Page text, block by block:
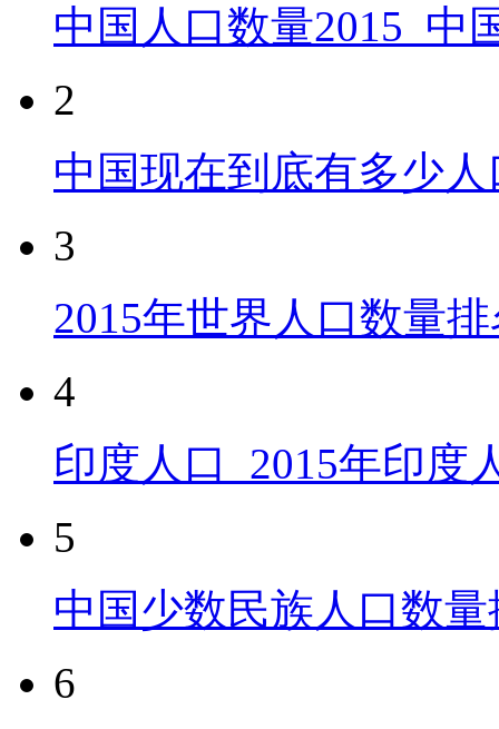
中国人口数量2015_中
2
中国现在到底有多少
3
2015年世界人口数量
4
印度人口_2015年印度
5
中国少数民族人口数量
6